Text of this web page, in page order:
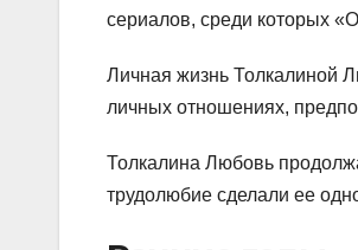
сериалов, среди которых
Личная жизнь Толкалиной
личных отношениях,
Толкалина Любовь
трудолюбие сделали ее